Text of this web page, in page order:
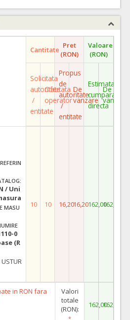
Cantitate Pret
(RON)
Valoare
(RON)
Solicitata
autoritate
/
entitate
Ofertata
operator
Propus
de
autoritate
/
entitate
De
vanzare
Estimata
cumparare
directa
De
vanzare
/ Uni
MASU
0
(R
USTUR
10 10 16,2016,20162,00162,00
in RON fara
Valori
totale
(RON):
*
162,00162,00